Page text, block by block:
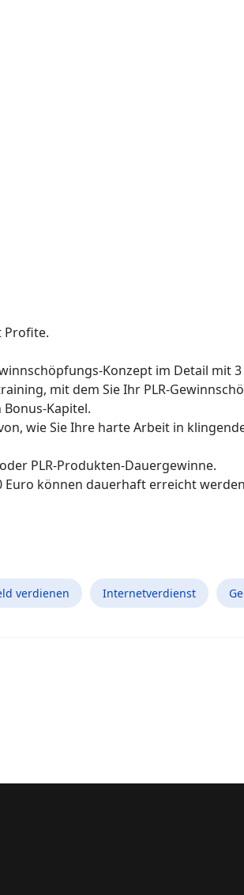
Profite.
Konzept im Detail mit
mit dem Sie Ihr PLR-
Kapitel.
wie Sie Ihre harte Arbeit in
PLR-Produkten-Dauergewinne.
Euro können dauerhaft erreicht
verdienen Internetverdienst